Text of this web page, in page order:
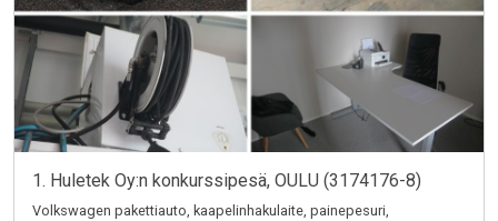
1. Huletek Oy:n konkurssipesä, OULU (3174176-8)
Volkswagen pakettiauto, kaapelinhakulaite, painepesuri,